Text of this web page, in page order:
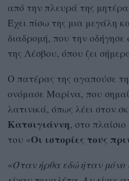
από την πλευρά της
Έχει πίσω της μια μεγάλη
διαδρομή, που την
της Λέσβου, όπου ζει
Ο πατέρας της αγαπούσε
ονόμασε Μαρίνα, που
λατινικά, όπως λέει στον
Κατσιγιάννη, στο
του «Οι ιστορίες τους
«Όταν ήρθα εδώ ήταν μόνο